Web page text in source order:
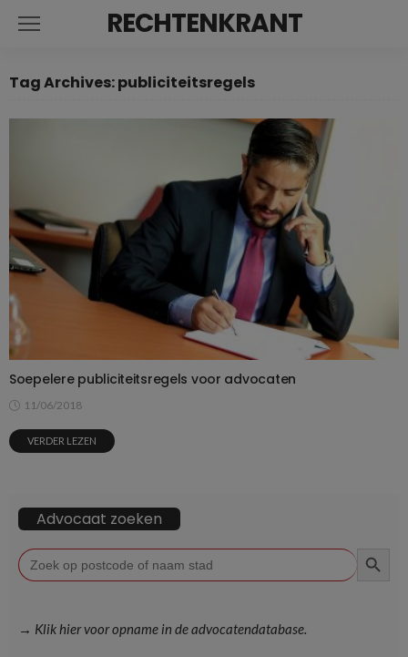
RECHTENKRANT
Tag Archives: publiciteitsregels
Soepelere publiciteitsregels voor advocaten
11/06/2018
VERDER LEZEN
Advocaat zoeken
Zoek
naar:
→ Klik hier voor opname in de advocatendatabase.